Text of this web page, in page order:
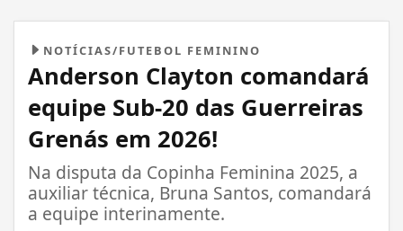
NOTÍCIAS/FUTEBOL FEMININO
Anderson Clayton comandará
equipe Sub-20 das Guerreiras
Grenás em 2026!
Na disputa da Copinha Feminina 2025, a
auxiliar técnica, Bruna Santos, comandará
a equipe interinamente.